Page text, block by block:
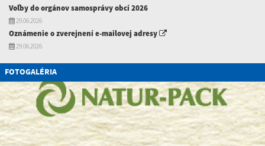
Voľby do orgánov samosprávy obcí 2026
29.06.2026
Oznámenie o zverejnení e-mailovej adresy
29.06.2026
FOTOGALÉRIA